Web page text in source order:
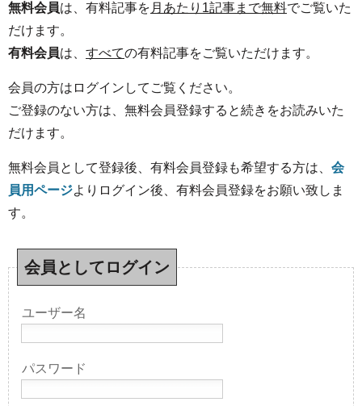
無料会員は、有料記事を 月あたり1記事まで無料でご覧いた
だけます。
有料会員は、 すべての有料記事をご覧いただけます。
会員の方はログインしてご覧ください。
ご登録のない方は、無料会員登録すると続きをお読みいた
だけます。
無料会員として登録後、有料会員登録も希望する方は、 会
員用ページよりログイン後、有料会員登録をお願い致しま
す。
会員としてログイン
ユーザー名
パスワード